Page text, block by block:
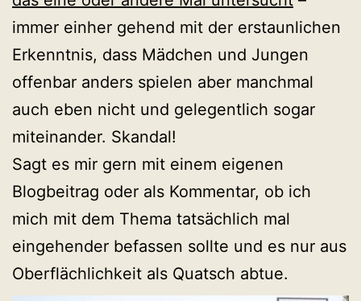
immer einher gehend mit der erstaunlichen
Erkenntnis, dass Mädchen und Jungen
offenbar anders spielen aber manchmal
auch eben nicht und gelegentlich sogar
miteinander. Skandal!
Sagt es mir gern mit einem eigenen
Blogbeitrag oder als Kommentar, ob ich
mich mit dem Thema tatsächlich mal
eingehender befassen sollte und es nur aus
Oberflächlichkeit als Quatsch abtue.